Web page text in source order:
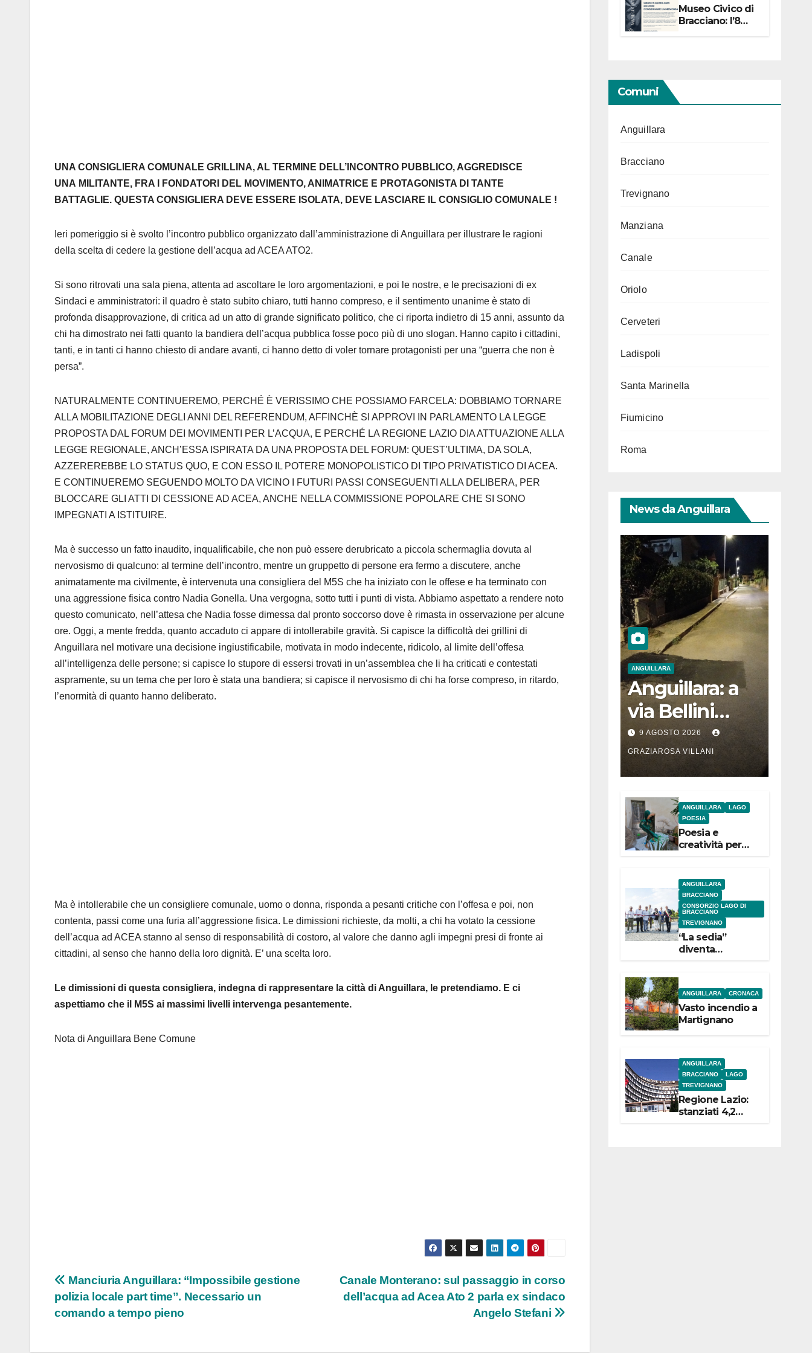
U NA CONSIGLIERA COMUNALE GRILLINA, AL TERMINE DELL’ INCONTRO PUBBLICO, AGGREDISCE
UNA MILITANTE, FRA I FONDATORI DEL MOVIMENTO, ANIMATRICE E PROTAGONISTA DI TANTE
BATTAGLIE. QUESTA CONSIGLIERA DEVE ESSERE ISOLATA, DEVE LASCIARE IL CONSIGLIO COMUNALE !
Ieri pomeriggio si è svolto l’incontro pubblico organizzato dall’amministrazione di Anguillara per illustrare le ragioni
della scelta di cedere la gestione dell’acqua ad ACEA ATO2.
Si sono ritrovati una sala piena, attenta ad ascoltare le loro argomentazioni, e poi le nostre, e le precisazioni di ex
Sindaci e amministratori: il quadro è stato subito chiaro, tutti hanno compreso, e il sentimento unanime è stato di
profonda disapprovazione, di critica ad un atto di grande significato politico, che ci riporta indietro di 15 anni, assunto da
chi ha dimostrato nei fatti quanto la bandiera dell’acqua pubblica fosse poco più di uno slogan. Hanno capito i cittadini,
tanti, e in tanti ci hanno chiesto di andare avanti, ci hanno detto di voler tornare protagonisti per una “guerra che non è
persa”.
NATURALMENTE CONTINUEREMO, PERCHÉ È VERISSIMO CHE POSSIAMO FARCELA: DOBBIAMO TORNARE
ALLA MOBILITAZIONE DEGLI ANNI DEL REFERENDUM, AFFINCHÈ SI APPROVI IN PARLAMENTO LA LEGGE
PROPOSTA DAL FORUM DEI MOVIMENTI PER L’ACQUA, E PERCHÉ LA REGIONE LAZIO DIA ATTUAZIONE ALLA
LEGGE REGIONALE, ANCH’ESSA ISPIRATA DA UNA PROPOSTA DEL FORUM: QUEST’ULTIMA, DA SOLA,
AZZEREREBBE LO STATUS QUO, E CON ESSO IL POTERE MONOPOLISTICO DI TIPO PRIVATISTICO DI ACEA.
E CONTINUEREMO SEGUENDO MOLTO DA VICINO I FUTURI PASSI CONSEGUENTI ALLA DELIBERA, PER
BLOCCARE GLI ATTI DI CESSIONE AD ACEA, ANCHE NELLA COMMISSIONE POPOLARE CHE SI SONO
IMPEGNATI A ISTITUIRE.
Ma è successo un fatto inaudito, inqualificabile, che non può essere derubricato a piccola schermaglia dovuta al
nervosismo di qualcuno: al termine dell’incontro, mentre un gruppetto di persone era fermo a discutere, anche
animatamente ma civilmente, è intervenuta una consigliera del M5S che ha iniziato con le offese e ha terminato con
una aggressione fisica contro Nadia Gonella. Una vergogna, sotto tutti i punti di vista. Abbiamo aspettato a rendere noto
questo comunicato, nell’attesa che Nadia fosse dimessa dal pronto soccorso dove è rimasta in osservazione per alcune
ore. Oggi, a mente fredda, quanto accaduto ci appare di intollerabile gravità. Si capisce la difficoltà dei grillini di
Anguillara nel motivare una decisione ingiustificabile, motivata in modo indecente, ridicolo, al limite dell’offesa
all’intelligenza delle persone; si capisce lo stupore di essersi trovati in un’assemblea che li ha criticati e contestati
aspramente, su un tema che per loro è stata una bandiera; si capisce il nervosismo di chi ha forse compreso, in ritardo,
l’enormità di quanto hanno deliberato.
Ma è intollerabile che un consigliere comunale, uomo o donna, risponda a pesanti critiche con l’offesa e poi, non
contenta, passi come una furia all’aggressione fisica. Le dimissioni richieste, da molti, a chi ha votato la cessione
dell’acqua ad ACEA stanno al senso di responsabilità di costoro, al valore che danno agli impegni presi di fronte ai
cittadini, al senso che hanno della loro dignità. E’ una scelta loro.
Le dimissioni di questa consigliera, indegna di rappresentare la città di Anguillara, le pretendiamo. E ci
aspettiamo che il M5S ai massimi livelli intervenga pesantemente.
Nota di Anguillara Bene Comune
Navigazione
articoli
Canale Monterano: sul passaggio in corso
dell’acqua ad Acea Ato 2 parla ex sindaco
Angelo Stefani
Manciuria Anguillara: “Impossibile gestione
polizia locale part time”. Necessario un
comando a tempo pieno
Museo Civico di
Bracciano: l’8
Comuni
Anguillara
Bracciano
Trevignano
Manziana
Canale
Oriolo
Cerveteri
Ladispoli
Santa Marinella
Fiumicino
Roma
News da Anguillara
ANGUILLARA
Anguillara: a
via Bellini
riparata
conduttura
dopo
segnalazione
IdD
9 AGOSTO 2026
GRAZIAROSA VILLANI
ANGUILLARA
LAGO
POESIA
Poesia e
creatività per
l’8 agosto 2026
al Museo
Contadino
ANGUILLARA
BRACCIANO
CONSORZIO LAGO DI
BRACCIANO
TREVIGNANO
“La sedia”
diventa
Bracciano: ieri
l’inaugurazione
ANGUILLARA CRONACA
Vasto incendio a
Martignano
ANGUILLARA
BRACCIANO
LAGO
TREVIGNANO
Regione Lazio:
stanziati 4,2